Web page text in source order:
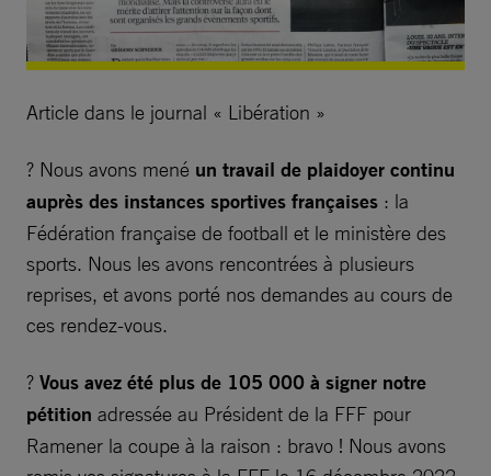
Article dans le journal « Libération »
? Nous avons mené un travail de plaidoyer continu
auprès des instances sportives françaises : la
Fédération française de football et le ministère des
sports. Nous les avons rencontrées à plusieurs
reprises, et avons porté nos demandes au cours de
ces rendez-vous.
? Vous avez été plus de 105 000 à signer notre
pétition adressée au Président de la FFF pour
Ramener la coupe à la raison : bravo ! Nous avons